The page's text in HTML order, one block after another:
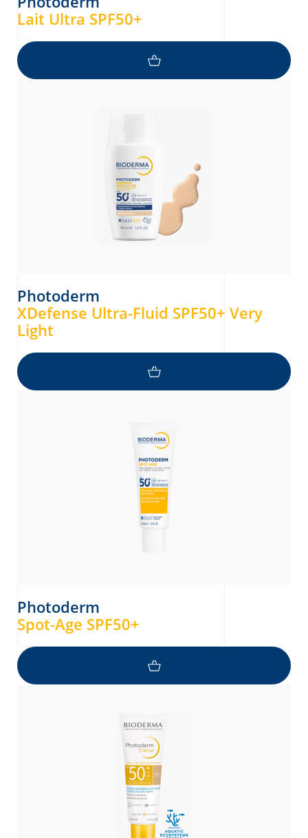
Lait Ultra SPF50+
Photoderm
XDefense Ultra-Fluid SPF50+ Very
Light
Photoderm
Spot-Age SPF50+